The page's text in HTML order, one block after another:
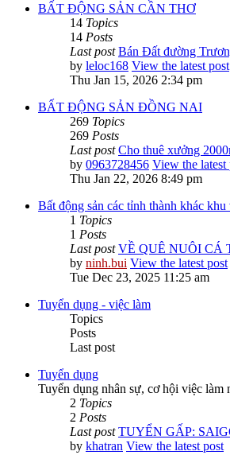
BẤT ĐỘNG SẢN CẦN THƠ
14 Topics
14 Posts
Last post Bán Đất đường
by leloc168 View the latest post
Thu Jan 15, 2026 2:34 pm
BẤT ĐỘNG SẢN ĐỒNG NAI
269 Topics
269 Posts
Last post Cho thuê xưởng
by 0963728456 View the latest
Thu Jan 22, 2026 8:49 pm
Bất động sản các tỉnh thành khác
1 Topics
1 Posts
Last post VỀ QUÊ NUÔI CÁ
by ninh.bui View the latest post
Tue Dec 23, 2025 11:25 am
Tuyển dụng - việc làm
Topics
Posts
Last post
Tuyển dụng
Tuyển dụng nhân sự, cơ hội việc làm
2 Topics
2 Posts
Last post TUYỂN GẤP:
by khatran View the latest post